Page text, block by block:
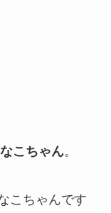
こちゃん。
こちゃんです